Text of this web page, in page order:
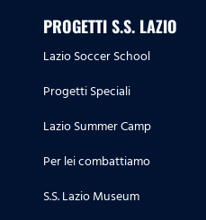
PROGETTI S.S. LAZIO
Lazio Soccer School
Progetti Speciali
Lazio Summer Camp
Per lei combattiamo
S.S. Lazio Museum